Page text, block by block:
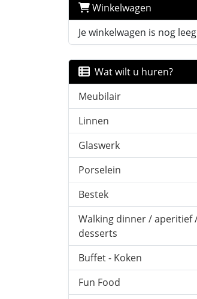
Winkelwagen
Je winkelwagen is nog
Wat wilt u huren?
Meubilair
Linnen
Glaswerk
Porselein
Bestek
Walking dinner / aperitief
desserts
Buffet - Koken
Fun Food